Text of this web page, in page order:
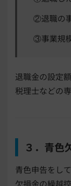
②退職の
③事業規
退職金の設定
税理士などの
３．青色
青色申告をし
欠損金の繰越